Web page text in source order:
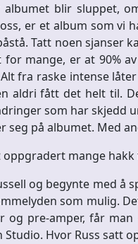
blir sluppet,
er et album som vi
Tatt noen sjanser
mange, er at 90%
fra raske intense
aldri fått det helt til.
som har skjedd
seg på albumet. Med
mange
og begynte med å
som mulig.
og pre-amper, får
Studio. Hvor Russ satt